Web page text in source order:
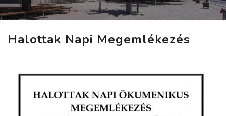
Halottak Napi Megemlékezés